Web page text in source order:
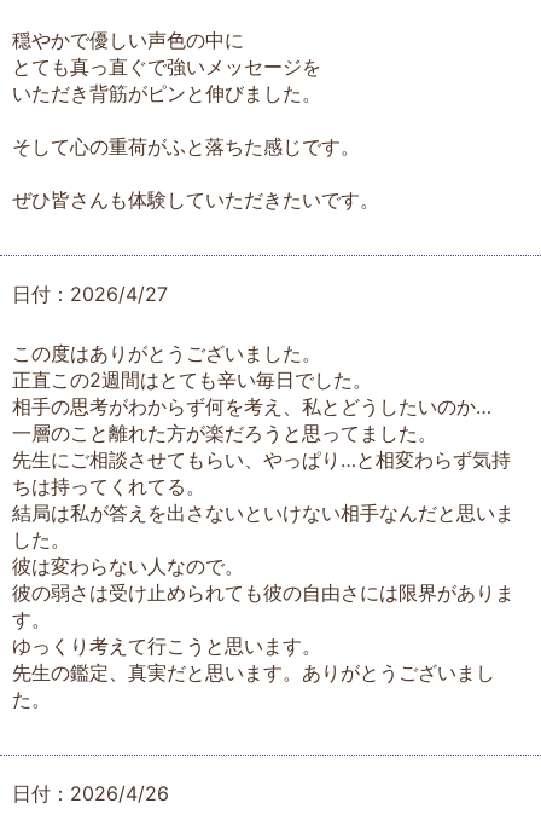
穏やかで優しい声色の中に
とても真っ直ぐで強いメッセージを
いただき背筋がピンと伸びました。
そして心の重荷がふと落ちた感じです。
ぜひ皆さんも体験していただきたいです。
日付：2026/4/27
この度はありがとうございました。
正直この2週間はとても辛い毎日でした。
相手の思考がわからず何を考え、私とどうしたいのか…
一層のこと離れた方が楽だろうと思ってました。
先生にご相談させてもらい、やっぱり…と相変わらず気持
ちは持ってくれてる。
結局は私が答えを出さないといけない相手なんだと思いま
した。
彼は変わらない人なので。
彼の弱さは受け止められても彼の自由さには限界がありま
す。
ゆっくり考えて行こうと思います。
先生の鑑定、真実だと思います。ありがとうございまし
た。
日付：2026/4/26